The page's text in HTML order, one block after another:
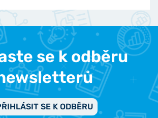
se k odběru
SE K ODBĚRU